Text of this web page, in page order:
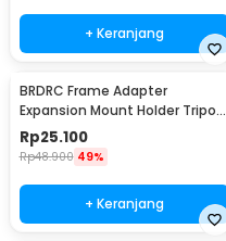
+ Keranjang
BRDRC Frame Adapter
Expansion Mount Holder Tripod
DJI OSMO Pocket 3 - BR1
Rp25.100
Rp48.900 49%
+ Keranjang